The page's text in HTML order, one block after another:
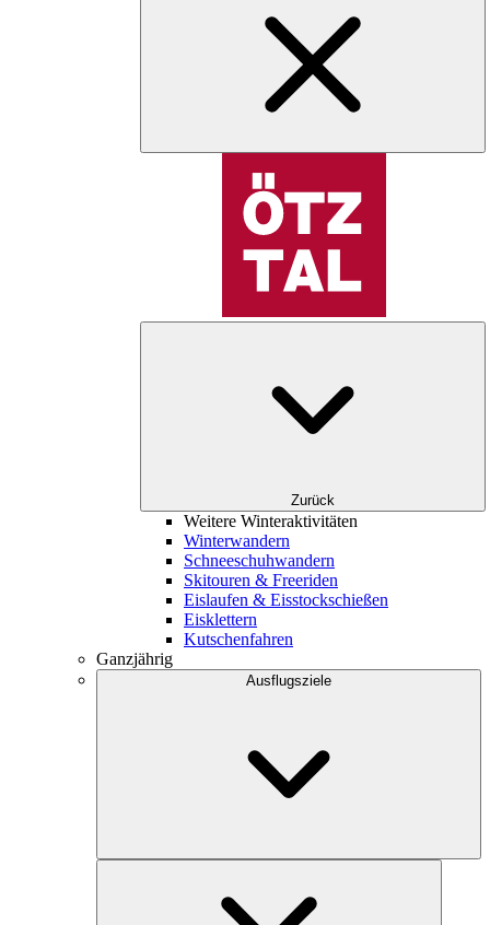
Zurück
Weitere Winteraktivitäten
Winterwandern
Schneeschuhwandern
Skitouren & Freeriden
Eislaufen & Eisstockschießen
Eisklettern
Kutschenfahren
Ganzjährig
Ausflugsziele